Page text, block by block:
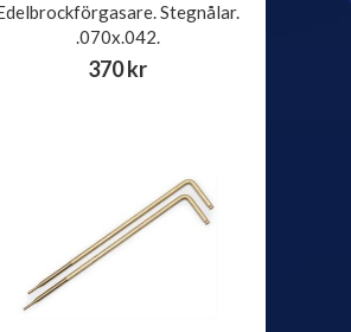
Stegnålar.
.070x.042.
370 kr